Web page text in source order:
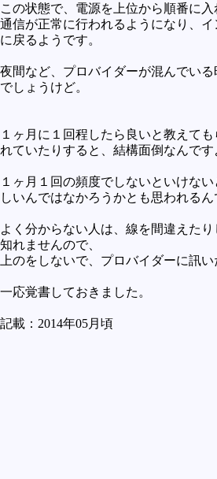
この状態で、電源を上位から順番に入
通信が正常に行われるようになり、
に戻るようです。
夜間など、プロバイダーが混んでい
でしょうけど。
１ヶ月に１回程したら良いと教えて
れていたりすると、結構面倒なんです
１ヶ月１回の頻度でしないといけな
しいんではなかろうかとも思われるん
よく分からない人は、線を間違えた
知れませんので、
上のをしないで、プロバイダーに訊い
一応覚書しておきました。
記載：2014年05月頃